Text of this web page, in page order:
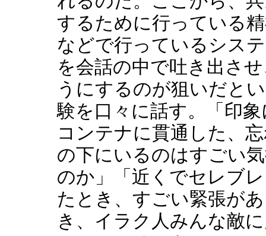
するために行っている
などで行っているシス
を会話の中で吐き出さ
うにするのが狙いだと
験を口々に話す。「印
コンテナに貫通した、
の下にいるのはすごい
のか」「近くでセレブ
たとき、すごい緊張が
き、イラク人みんな敵